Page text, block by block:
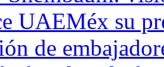
UAEMéx su
de